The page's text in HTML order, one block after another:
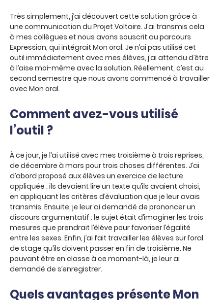
Très simplement, j’ai découvert cette solution grâce à
une communication du Projet Voltaire. J’ai transmis cela
à mes collègues et nous avons souscrit au parcours
Expression, qui intégrait Mon oral. Je n’ai pas utilisé cet
outil immédiatement avec mes élèves, j’ai attendu d’être
à l’aise moi-même avec la solution. Réellement, c’est au
second semestre que nous avons commencé à travailler
avec Mon oral.
Comment avez-vous utilisé
l’outil ?
À ce jour, je l’ai utilisé avec mes troisième à trois reprises,
de décembre à mars pour trois choses différentes. J’ai
d’abord proposé aux élèves un exercice de lecture
appliquée : ils devaient lire un texte qu’ils avaient choisi,
en appliquant les critères d’évaluation que je leur avais
transmis. Ensuite, je leur ai demandé de prononcer un
discours argumentatif : le sujet était d’imaginer les trois
mesures que prendrait l’élève pour favoriser l’égalité
entre les sexes. Enfin, j’ai fait travailler les élèves sur l’oral
de stage qu’ils doivent passer en fin de troisième. Ne
pouvant être en classe à ce moment-là, je leur ai
demandé de s’enregistrer.
Quels avantages présente Mon